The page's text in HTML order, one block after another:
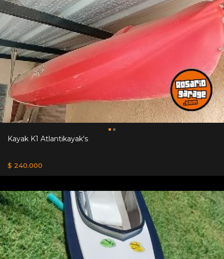
Kayak K1 Atlantikayak's
$ 240.000